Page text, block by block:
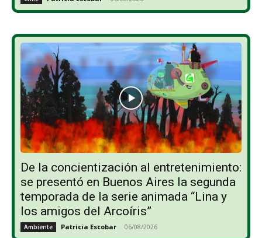
De la concientización al entretenimiento:
se presentó en Buenos Aires la segunda
temporada de la serie animada “Lina y
los amigos del Arcoíris”
Ambiente Patricia Escobar - 06/08/2026